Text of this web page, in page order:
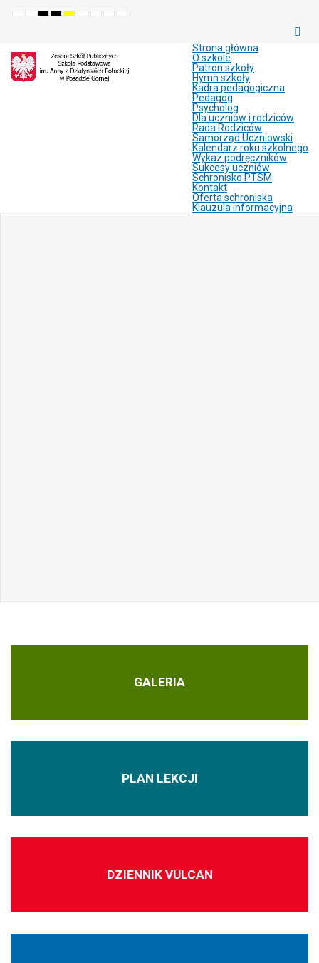
Default
NightHigh
mode
High
mode
High
mode
SetSetMake
Set
Strona główna
O szkole
Patron szkoły
Hymn szkoły
Kadra pedagogiczna
Pedagog
Psycholog
Dla uczniów i rodziców
Rada Rodziców
Samorząd Uczniowski
Kalendarz roku szkolnego
Wykaz podręczników
Sukcesy uczniów
Schronisko PTSM
Kontakt
Oferta schroniska
Klauzula informacyjna
GALERIA
PLAN LEKCJI
DZIENNIK VULCAN